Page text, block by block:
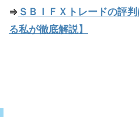
⇒ ＳＢＩＦＸトレードの評
る私が徹底解説】